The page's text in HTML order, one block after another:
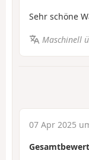
Sehr schöne
Maschinell
07 Apr 2025